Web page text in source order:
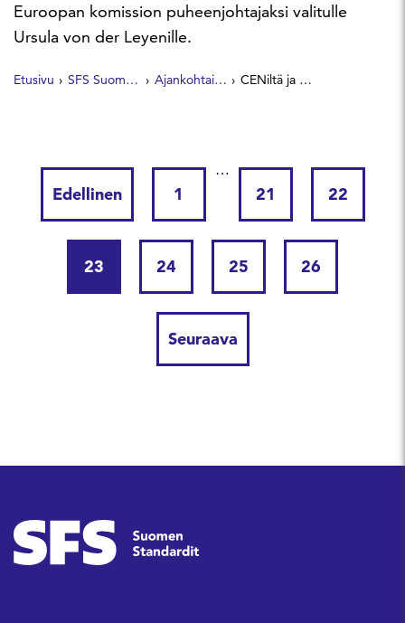
Euroopan komission puheenjohtajaksi valitulle
Ursula von der Leyenille.
Etusivu SFS Suomen Standardit Ajankohtaista CENiltä ja CENELECiltä onnittelukirje Ursula von der Leyenille
Edellinen 1
…
21 22
23 24 25 26
Seuraava